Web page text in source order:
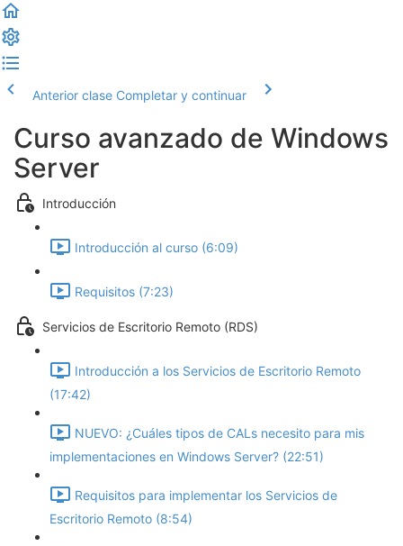
Anterior clase Completar y continuar
Curso avanzado de Windows
Server
Introducción
Introducción al curso (6:09)
Requisitos (7:23)
Servicios de Escritorio Remoto (RDS)
Introducción a los Servicios de Escritorio Remoto
(17:42)
NUEVO: ¿Cuáles tipos de CALs necesito para mis
implementaciones en Windows Server? (22:51)
Requisitos para implementar los Servicios de
Escritorio Remoto (8:54)